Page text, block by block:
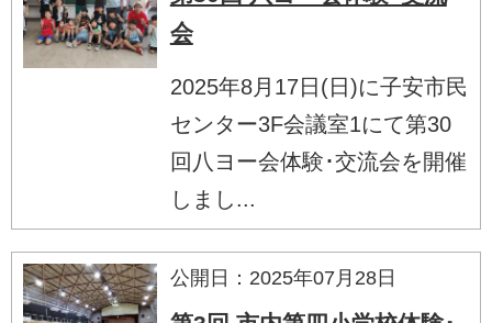
会
2025年8月17日(日)に子安市民
センター3F会議室1にて第30
回八ヨー会体験･交流会を開催
しまし...
公開日：2025年07月28日